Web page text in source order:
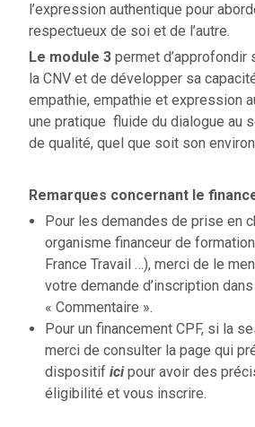
l’expression authentique pour
respectueux de soi et de l’autre.
Le module 3 permet d’approfondir
la CNV et de développer sa
empathie, empathie et expression
une pratique fluide du dialogue au
de qualité, quel que soit son
Remarques concernant le
Pour les demandes de prise en
organisme financeur de
France Travail …), merci de le
votre demande d’inscription
« Commentaire ».
Pour un financement CPF, si la
merci de consulter la page qui
dispositif icipour avoir des
éligibilité et vous inscrire.